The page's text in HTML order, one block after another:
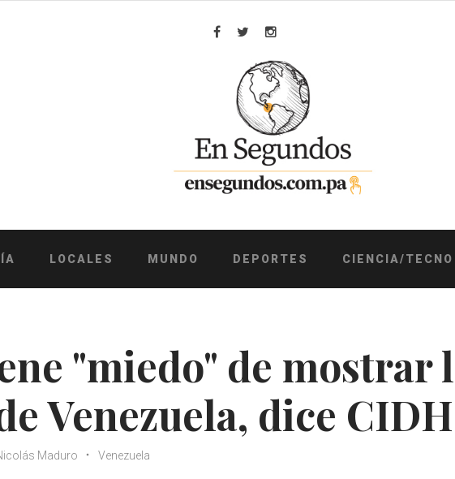
Facebook
TwitterInstagram
LOCALES MUNDO DEPORTES CIENCIA/TECNO
"miedo" de mostrar
Venezuela, dice CIDH
Maduro Venezuela